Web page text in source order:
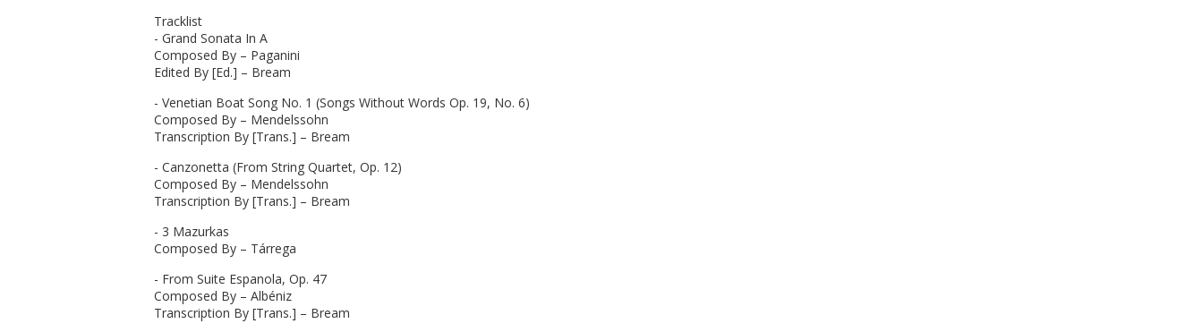
Tracklist
- Grand Sonata In A
Composed By – Paganini
Edited By [Ed.] – Bream
- Venetian Boat Song No. 1 (Songs Without Words Op. 19, No. 6)
Composed By – Mendelssohn
Transcription By [Trans.] – Bream
- Canzonetta (From String Quartet, Op. 12)
Composed By – Mendelssohn
Transcription By [Trans.] – Bream
- 3 Mazurkas
Composed By – Tárrega
- From Suite Espanola, Op. 47
Composed By – Albéniz
Transcription By [Trans.] – Bream